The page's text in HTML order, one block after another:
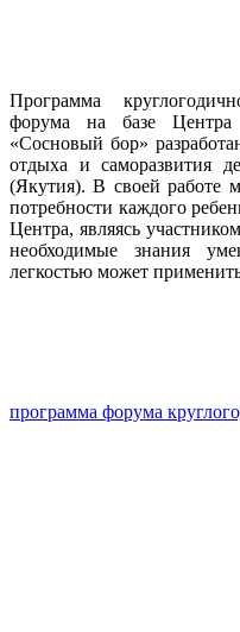
Программа
форума на базе Центра
«Сосновый бор»
отдыха и саморазвития
(Якутия). В своей работе
потребности каждого
Центра, являясь
необходимые знания
легкостью может
программа форума